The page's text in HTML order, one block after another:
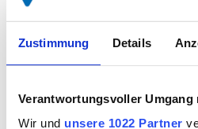
Zustimmung Details
Verantwortungsvoller Umgang
Wir und unsere 1022 Partner